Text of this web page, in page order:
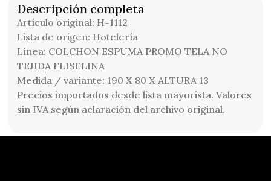
Descripción completa
Artículo original: H-1112
Lista de origen: Hotelería
Línea: COLCHON ESPUMA PROMO TELA NO
TEJIDA FLISELINA
Medida / variante: 190 X 80 X ALTURA 13
Precios importados desde lista mayorista. Valores
sin IVA según aclaración del archivo original.